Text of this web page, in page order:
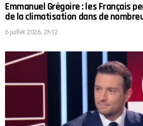
Emmanuel Grégoire : les Français
de la climatisation dans de
6 juillet 2026, 2h12